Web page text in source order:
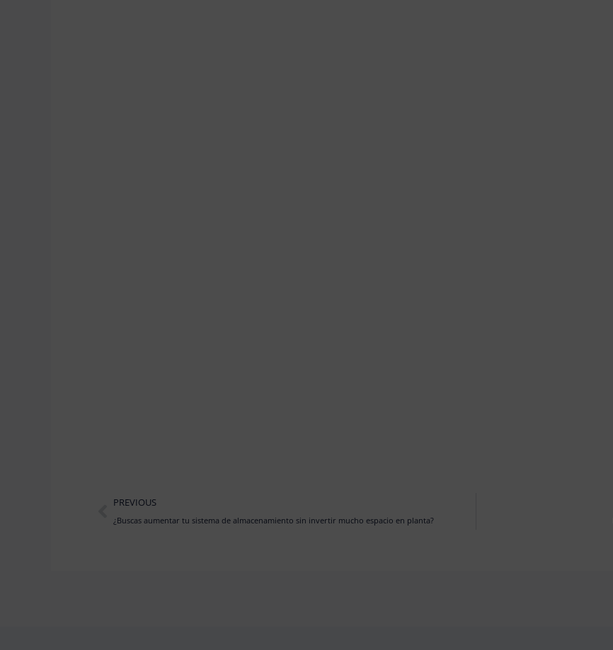
Prev
PREVIOUS
¿Buscas aumentar tu sistema de almacenamiento sin invertir mucho espacio en planta?